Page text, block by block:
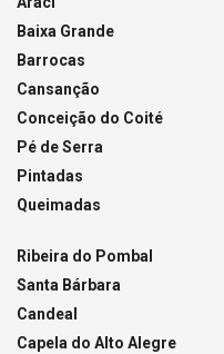
Baixa Grande
Barrocas
Cansanção
Conceição do Coité
Pé de Serra
Pintadas
Queimadas
Ribeira do Pombal
Santa Bárbara
Candeal
Capela do Alto Alegre